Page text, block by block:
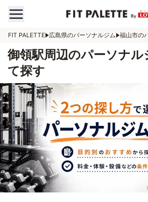
FIT PALETTE 広島県のパーソナルジム 福山市の
御領駅周辺のパーソナル
て探す